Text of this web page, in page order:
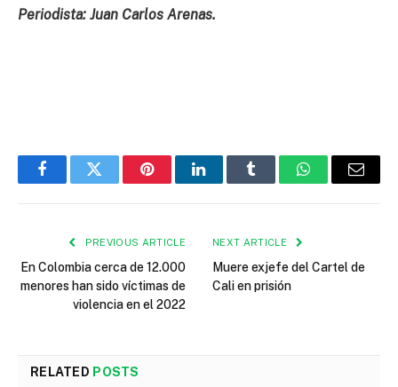
Periodista: Juan Carlos Arenas.
FacebookTwitter PinterestLinkedInTumblr WhatsAppEmail
PREVIOUS ARTICLE
En Colombia cerca de 12.000
menores han sido víctimas de
violencia en el 2022
NEXT ARTICLE
Muere exjefe del Cartel de
Cali en prisión
RELATED POSTS